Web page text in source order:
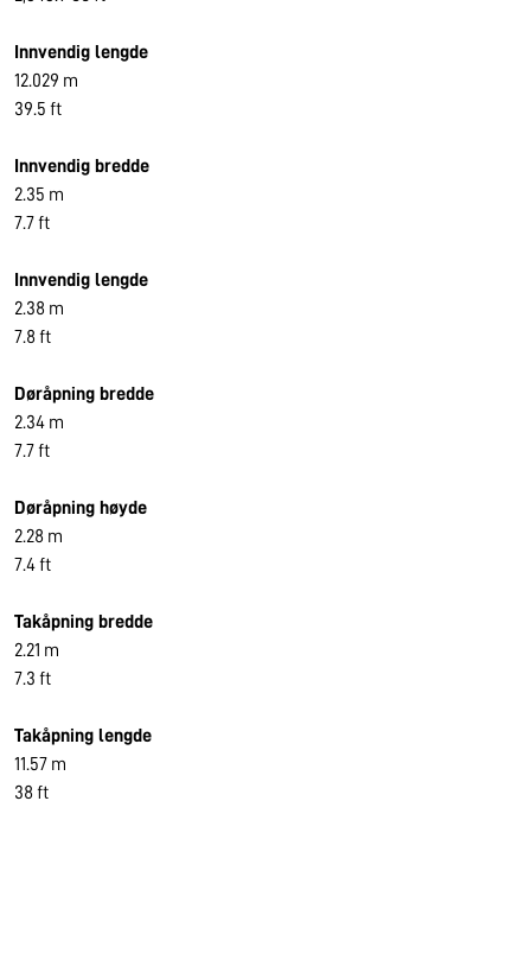
Innvendig lengde
12.029 m
39.5 ft
Innvendig bredde
2.35 m
7.7 ft
Innvendig lengde
2.38 m
7.8 ft
Døråpning bredde
2.34 m
7.7 ft
Døråpning høyde
2.28 m
7.4 ft
Takåpning bredde
2.21 m
7.3 ft
Takåpning lengde
11.57 m
38 ft